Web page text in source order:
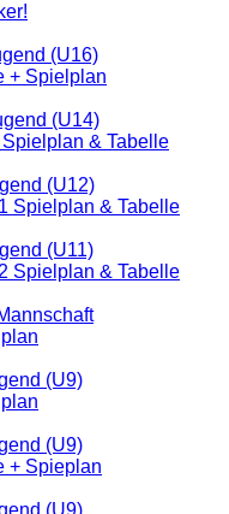
(U16)
+ Spielplan
(U14)
& Tabelle
(U12)
Spielplan & Tabelle
(U11)
Spielplan & Tabelle
(U9)
(U9)
+ Spieplan
(U9)